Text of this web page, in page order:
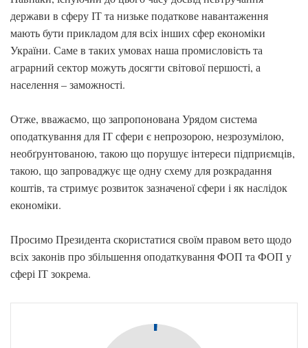
держави в сферу ІТ та низьке податкове навантаження
мають бути прикладом для всіх інших сфер економіки
України. Саме в таких умовах наша промисловість та
аграрний сектор можуть досягти світової першості, а
населення – заможності.
Отже, вважаємо, що запропонована Урядом система
оподаткування для ІТ сфери є непрозорою, незрозумілою,
необґрунтованою, такою що порушує інтереси підприємців,
такою, що запроваджує ще одну схему для розкрадання
коштів, та стримує розвиток зазначеної сфери і як наслідок
економіки.
Просимо Президента скористатися своїм правом вето щодо
всіх законів про збільшення оподаткування ФОП та ФОП у
сфері ІТ зокрема.